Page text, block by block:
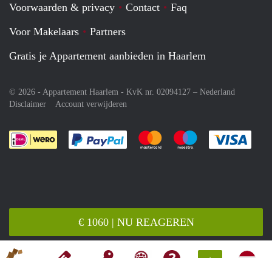
€ 1060 | NU REAGEREN
Voorwaarden & privacy Contact
Faq
Voor Makelaars
Partners
Gratis je Appartement aanbieden in Haarlem
© 2026 - Appartement Haarlem - KvK nr. 02094127 – Nederland
Disclaimer
Account verwijderen
Je rekent gemakkelijk af met Paypal
Je rekent gemakkelijk af met
Je rekent